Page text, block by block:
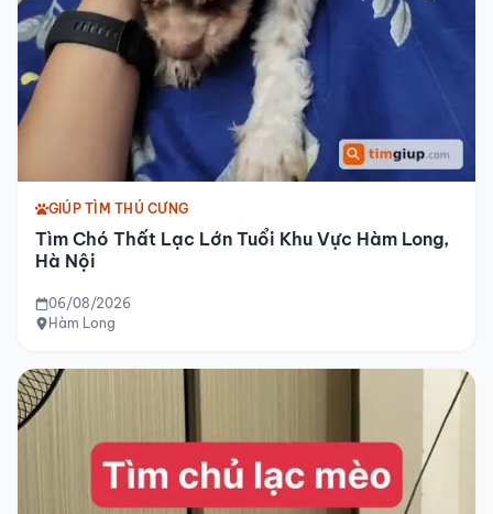
GIÚP TÌM THÚ CƯNG
Tìm Chó Thất Lạc Lớn Tuổi Khu Vực Hàm Long,
Hà Nội
06/08/2026
Hàm Long